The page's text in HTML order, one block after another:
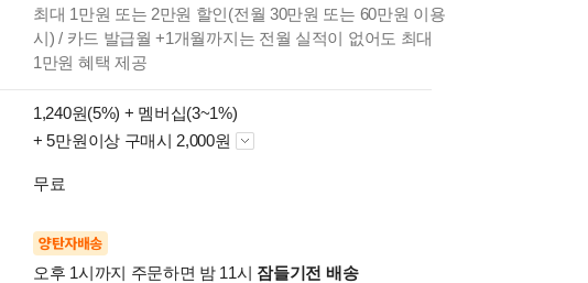
최대 1만원 또는 2만원 할인(전월 30만원 또는 60만원 이용
시) / 카드 발급월 +1개월까지는 전월 실적이 없어도 최대
1만원 혜택 제공
1,240원(5%) + 멤버십(3~1%)
+ 5만원이상 구매시 2,000원
무료
양탄자배송
오후 1시까지 주문하면 밤 11시 잠들기전 배송